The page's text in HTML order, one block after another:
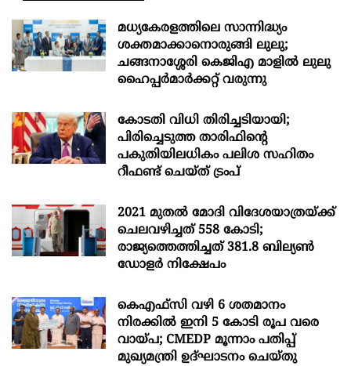
മധ്യകേരളത്തിലെ സാന്നിദ്ധ്യം
ശക്തമാക്കാനൊരുങ്ങി ലുലു;
ചങ്ങനാശ്ശേരി കെജിഎ മാളിൽ ലുലു
ഹൈപ്പർമാർക്കറ്റ് വരുന്നു
കോടതി വിധി തിരിച്ചടിയായി;
പിരിച്ചെടുത്ത താരിഫിന്‍റെ
പകുതിയിലധികം പലിശ സഹിതം
റീഫണ്ട് ചെയ്ത് ട്രംപ്
2021 മുതൽ മോദി വിദേശയാത്രയ്ക്ക്
ചെലവഴിച്ചത് 558 കോടി;
രാജ്യത്തെത്തിച്ചത് 381.8 ബില്യൺ
ഡോളർ നിക്ഷേപം
കെഎഫ്സി വഴി 6 ശതമാനം
നിരക്കിൽ ഇനി 5 കോടി രൂപ വരെ
വായ്പ; CMEDP മൂന്നാം പതിപ്പ്
മുഖ്യമന്ത്രി ഉദ്ഘാടനം ചെയ്തു